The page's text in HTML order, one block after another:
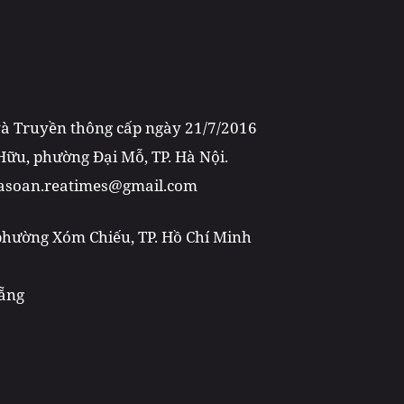
Truyền thông cấp ngày 21/7/2016
phường Đại Mỗ, TP. Hà Nội.
Xóm Chiếu, TP. Hồ Chí Minh